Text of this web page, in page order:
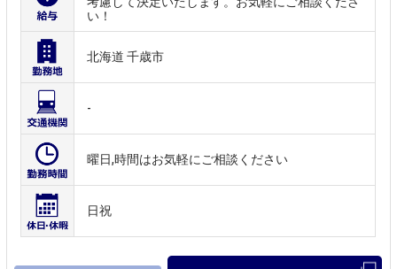
い！
北海道 千歳市
-
曜日,時間はお気軽にご相談ください
日祝